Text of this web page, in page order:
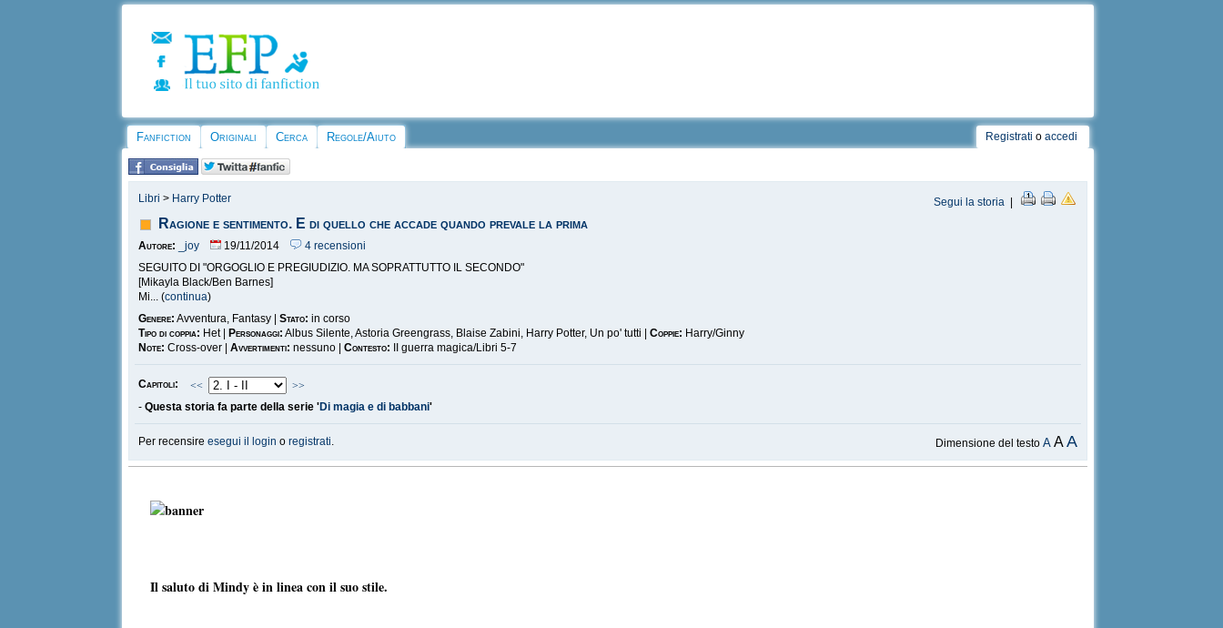
Fanfiction Originali Cerca Regole/Aiuto Registrati o accedi
Libri > Harry Potter Segui la storia |
Ragione e sentimento. E di quello che accade quando prevale la prima
Autore: _joy 19/11/2014
4 recensioni
SEGUITO DI "ORGOGLIO E PREGIUDIZIO. MA SOPRATTUTTO IL SECONDO"
[Mikayla Black/Ben Barnes]
Mi... (continua)
Genere: Avventura, Fantasy |Stato: in corso
Tipo di coppia: Het | Personaggi: Albus Silente, Astoria Greengrass, Blaise Zabini, Harry Potter, Un po' tutti |Coppie: Harry/Ginny
Note: Cross-over |Avvertimenti: nessuno |Contesto: II guerra magica/Libri 5-7
Capitoli: <<
>>
-Questa storia fa parte della serie 'Di magia e di babbani'
Per recensireesegui il login oregistrati. Dimensione del testoA AA
Il saluto di Mindy è in linea con il suo stile.